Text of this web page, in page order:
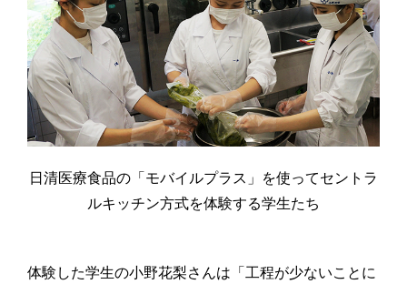
日清医療食品の「モバイルプラス」を使ってセントラ
ルキッチン方式を体験する学生たち
体験した学生の小野花梨さんは「工程が少ないことに